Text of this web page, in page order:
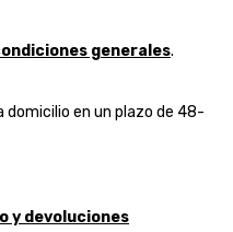
generales.
domicilio en un plazo de 48-
y devoluciones